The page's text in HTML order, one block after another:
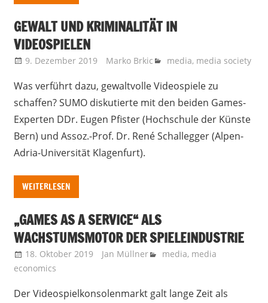
GEWALT UND KRIMINALITÄT IN
VIDEOSPIELEN
9. Dezember 2019 Marko Brkic media, media society
Was verführt dazu, gewaltvolle Videospiele zu
schaffen? SUMO diskutierte mit den beiden Games-
Experten DDr. Eugen Pfister (Hochschule der Künste
Bern) und Assoz.-Prof. Dr. René Schallegger (Alpen-
Adria-Universität Klagenfurt).
WEITERLESEN
„GAMES AS A SERVICE“ ALS
WACHSTUMSMOTOR DER SPIELEINDUSTRIE
18. Oktober 2019 Jan Müllner media, media
economics
Der Videospielkonsolenmarkt galt lange Zeit als